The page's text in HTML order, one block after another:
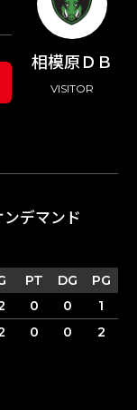
相模原ＤＢ
VISITOR
ンデマンド
PT DG
PG
0 0
1
0 0 2